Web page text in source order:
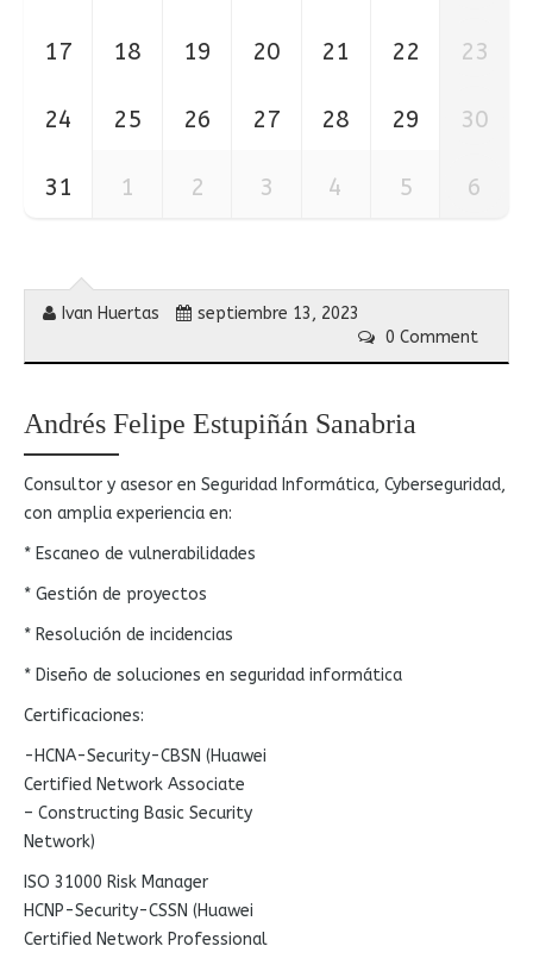
17 18 19 20 21 22 23
24 25 26 27 28 29 30
31 1 2 3 4 5 6
Ivan Huertas
septiembre 13, 2023
0 Comment
Andrés Felipe Estupiñán Sanabria
Consultor y asesor en Seguridad Informática, Cyberseguridad,
con amplia experiencia en:
* Escaneo de vulnerabilidades
* Gestión de proyectos
* Resolución de incidencias
* Diseño de soluciones en seguridad informática
Certificaciones:
-HCNA-Security-CBSN (Huawei
Certified Network Associate
– Constructing Basic Security
Network)
ISO 31000 Risk Manager
HCNP-Security-CSSN (Huawei
Certified Network Professional